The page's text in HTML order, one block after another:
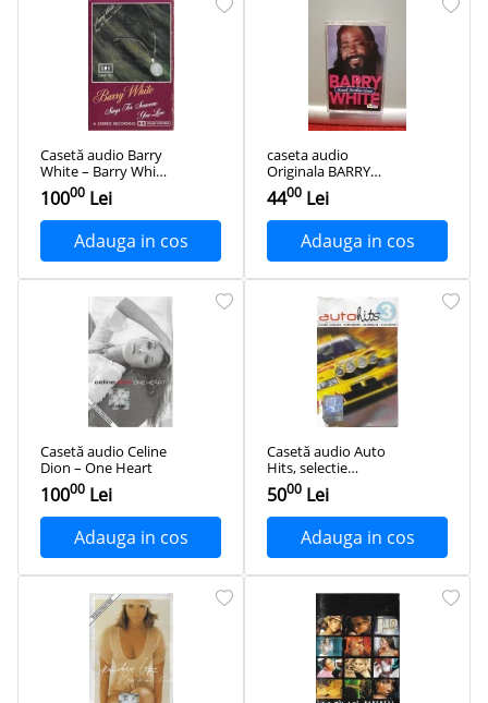
Casetă audio Barry
White ‎– Barry White
Sings For Someone
You Love, originală
10000 Lei
Adauga in cos
caseta audio
Originala BARRY
WHITE - SOUL
SEDUCTION
(1988/ARISTA/RFG) -
ca Noua
4400 Lei
Adauga in cos
Casetă audio Celine
Dion ‎– One Heart
10000 Lei
Adauga in cos
Casetă audio Auto
Hits, selectie
romaneasca,
originală
5000 Lei
Adauga in cos